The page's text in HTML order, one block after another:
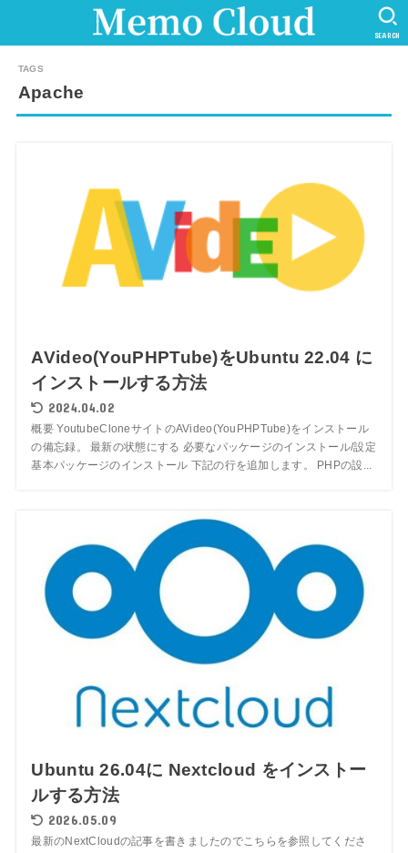
SEARCH
Apache
AVideo(YouPHPTube)をUbuntu 22.04 に
インストールする方法
2024.04.02
概要 YoutubeCloneサイトのAVideo(YouPHPTube)をインストール
の備忘録。 最新の状態にする 必要なパッケージのインストール/設定
基本パッケージのインストール 下記の行を追加します。 PHPの設...
Ubuntu 26.04に Nextcloud をインストー
ルする方法
2026.05.09
最新のNextCloudの記事を書きましたのでこちらを参照してくださ